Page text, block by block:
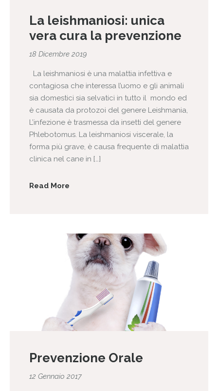
La leishmaniosi: unica
vera cura la prevenzione
18 Dicembre 2019
La leishmaniosi è una malattia infettiva e
contagiosa che interessa l’uomo e gli animali
sia domestici sia selvatici in tutto il mondo ed
è causata da protozoi del genere Leishmania,
L’infezione è trasmessa da insetti del genere
Phlebotomus. La leishmaniosi viscerale, la
forma più grave, è causa frequente di malattia
clinica nel cane in […]
Read More
Prevenzione Orale
12 Gennaio 2017